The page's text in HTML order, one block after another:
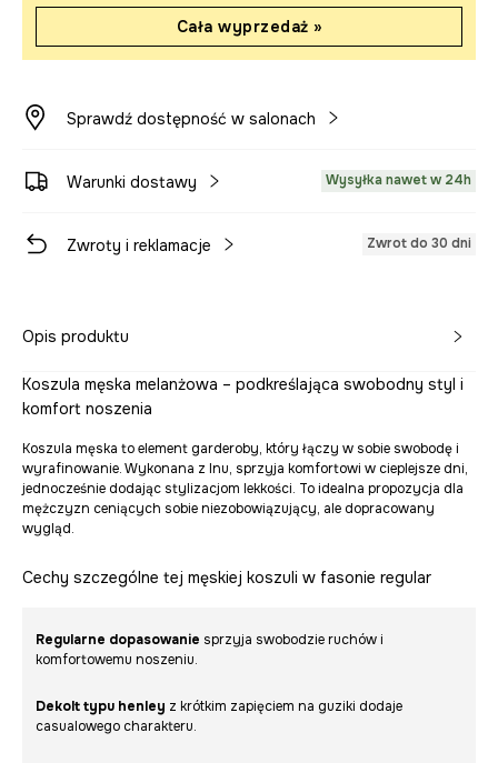
Cała wyprzedaż »
Sprawdź dostępność w salonach
Warunki dostawy Wysyłka nawet w 24h
Zwroty i reklamacje Zwrot do 30 dni
Opis produktu
Koszula męska melanżowa – podkreślająca swobodny styl i
komfort noszenia
Koszula męska to element garderoby, który łączy w sobie swobodę i
wyrafinowanie. Wykonana z lnu, sprzyja komfortowi w cieplejsze dni,
jednocześnie dodając stylizacjom lekkości. To idealna propozycja dla
mężczyzn ceniących sobie niezobowiązujący, ale dopracowany
wygląd.
Cechy szczególne tej męskiej koszuli w fasonie regular
Regularne dopasowanie sprzyja swobodzie ruchów i
komfortowemu noszeniu.
Dekolt typu henley z krótkim zapięciem na guziki dodaje
casualowego charakteru.